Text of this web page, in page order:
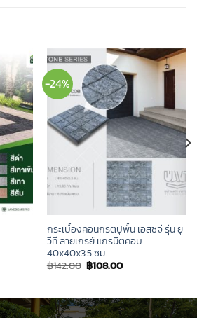
-24%
กระเบื้องคอนกรีตปูพื้น เอสซีจี รุ่น ยู
วีที ลายเกรย์ แกรนิตคอบ
40x40x3.5 ซม.
฿142.00 Original
price
฿108.00Current